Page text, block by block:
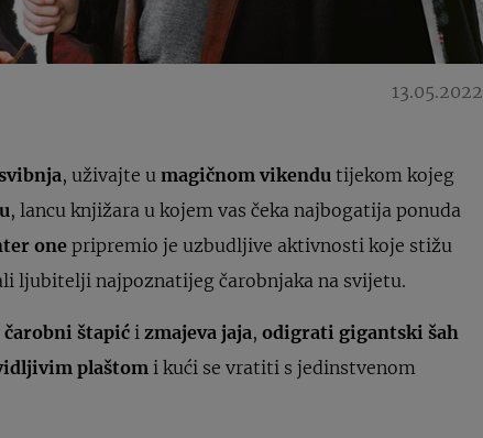
13.05.2022
, uživajte umagičnom vikendutijekom kojeg
, lancu knjižara u kojem vas čeka najbogatija ponuda
onepripremio je uzbudljive aktivnosti koje stižu
ljubitelji najpoznatijeg čarobnjaka na svijetu.
štapić i zmajeva jaja,odigrati gigantski šah
plaštom i kući se vratiti s jedinstvenom